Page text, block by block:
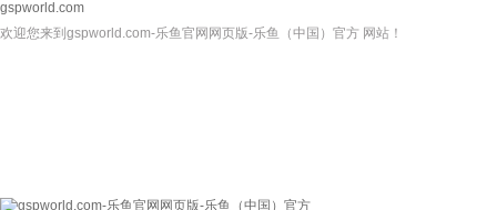
gspworld.com
欢迎您来到gspworld.com-乐鱼官网网页版-乐鱼（中国）官方 网站！